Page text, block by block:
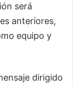
será
anteriores,
equipo y
dirigido